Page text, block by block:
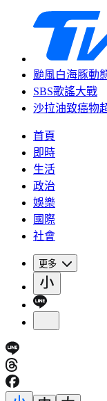
颱風白海豚動
SBS歌謠大戰
沙拉油致癌物
首頁
即時
生活
政治
娛樂
國際
社會
更多